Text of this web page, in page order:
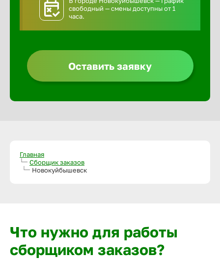
свободный — смены доступны от 1
часа.
Оставить заявку
Главная
Сборщик заказов
Новокуйбышевск
Что нужно для работы
сборщиком заказов?